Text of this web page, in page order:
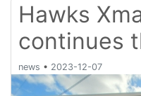
Hawks
continues
news • 2023-12-07